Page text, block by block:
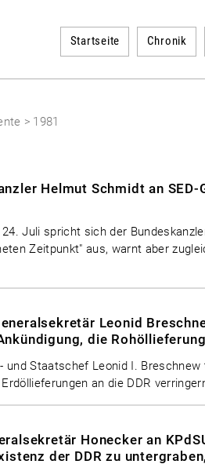
Startseite Chronik
> 1981
Helmut Schmidt an
Juli spricht sich der
Zeitpunkt" aus, warnt aber
Leonid
die
und Staatschef Leonid I.
an die DDR
Honecker an
der DDR zu